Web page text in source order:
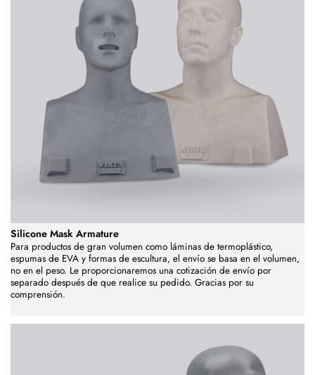
Silicone Mask Armature
Para productos de gran volumen como láminas de termoplástico,
espumas de EVA y formas de escultura, el envío se basa en el volumen,
no en el peso. Le proporcionaremos una cotización de envío por
separado después de que realice su pedido. Gracias por su
comprensión.